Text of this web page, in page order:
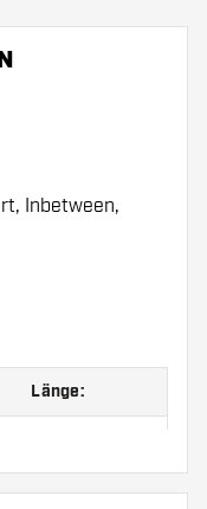
Inbetween,
Länge: